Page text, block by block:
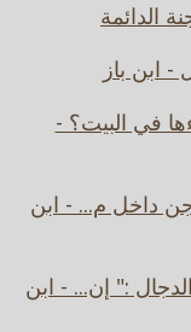
الدائمة
ابن باز
في البيت؟ -
داخل م... - ابن
:" إن... - ابن